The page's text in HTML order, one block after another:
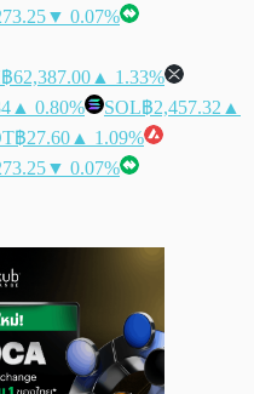
▼ 0.07%
฿62,387.00 ▲ 1.33%
▲ 0.80% SOL฿2,457.32 ▲
฿27.60 ▲ 1.09%
▼ 0.07%